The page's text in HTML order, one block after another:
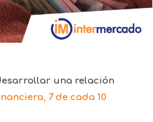
una relación
7 de cada 10